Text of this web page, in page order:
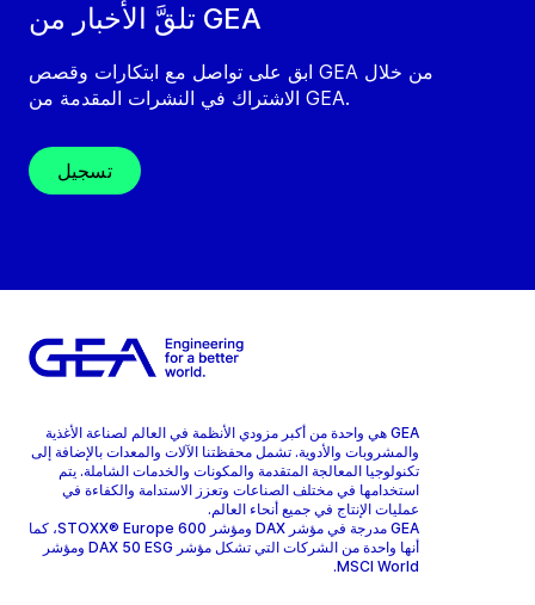
تلقَّ الأخبار من GEA
ابق على تواصل مع ابتكارات وقصص GEA من خلال
الاشتراك في النشرات المقدمة من GEA.
تسجيل
GEA هي واحدة من أكبر مزودي الأنظمة في العالم لصناعة الأغذية
والمشروبات والأدوية. تشمل محفظتنا الآلات والمعدات بالإضافة إلى
تكنولوجيا المعالجة المتقدمة والمكونات والخدمات الشاملة. يتم
استخدامها في مختلف الصناعات وتعزز الاستدامة والكفاءة في
عمليات الإنتاج في جميع أنحاء العالم.
GEA مدرجة في مؤشر DAX ومؤشر STOXX® Europe 600، كما
أنها واحدة من الشركات التي تشكل مؤشر DAX 50 ESG ومؤشر
MSCI World.